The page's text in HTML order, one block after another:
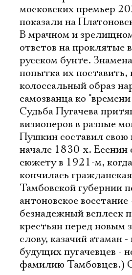
московских премьер
показали на
В мрачном и
ответов на проклятые
русском бунте.
попытка их поставить,
колоссальный образ
самозванца ко
Судьба Пугачева
визионеров в разные
Пушкин составил свою
начале 1830-х. Есенин
сюжету в 1921-м,
кончилась
Тамбовской губернии
антоновское
безнадежный всплеск
крестьян перед новым
слову, казачий атаман
будущих пугачевцев -
фамилию Тамбовцев.)